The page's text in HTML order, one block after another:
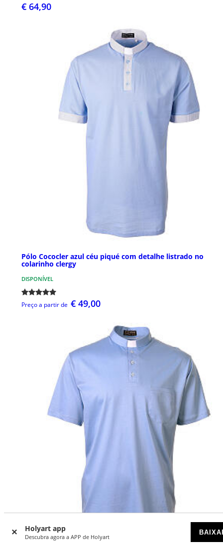
Holyart app
Descubra agora a APP de Holyart
€ 64,90
Pólo Cococler azul céu piqué com detalhe listrado no
colarinho clergy
DISPONÍVEL
Preço a partir de € 49,00